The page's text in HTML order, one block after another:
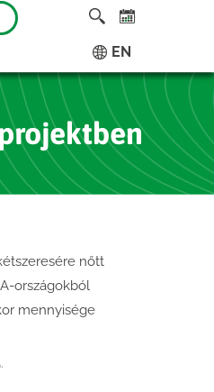
EN
nőtt
országokból
mennyisége